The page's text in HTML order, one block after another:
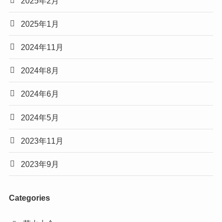
2025年1月
2024年11月
2024年8月
2024年6月
2024年5月
2023年11月
2023年9月
Categories